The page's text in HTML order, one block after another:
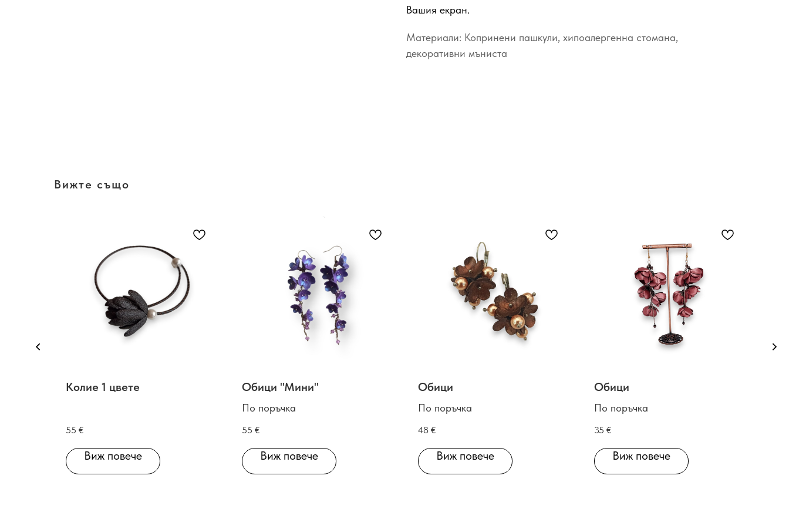
Вашия екран.
Материали: Копринени пашкули, хипоалергенна стомана,
декоративни мъниста
Вижте също
Колие 1 цвете
55 €
Виж повече
Обици "Мини"
По поръчка
55 €
Виж повече
Обици
По поръчка
48 €
Виж повече
Обици
По поръчка
35 €
Виж повече